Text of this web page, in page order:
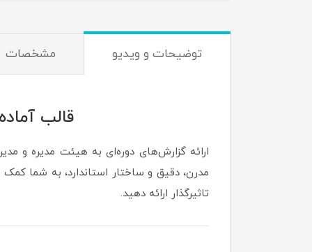
توضیحات و ویدیو مشخصات
قالب آماده
ارائه گزارش‌های دوره‌ای به هیئت مدیره و
مدرن، دقیق و ساختار استاندارد، به شما
تاثیرگذار ارائه دهید.